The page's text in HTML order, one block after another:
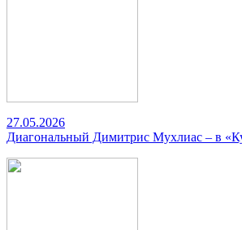
27.05.2026
Диагональный Димитрис Мухлиас – в